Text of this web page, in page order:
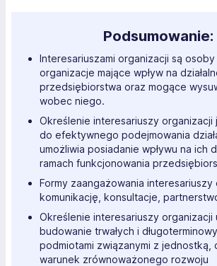
Podsumowanie:
Interesariuszami organizacji są
organizacje mające wpływ na
przedsiębiorstwa oraz mogące
wobec niego.
Określenie interesariuszy
do efektywnego podejmowania
umożliwia posiadanie wpływu na ich
ramach funkcjonowania
Formy zaangażowania interesariuszy
komunikację, konsultacje,
Określenie interesariuszy organizacji
budowanie trwałych i
podmiotami związanymi z jednostką,
warunek zrównoważonego rozwoju